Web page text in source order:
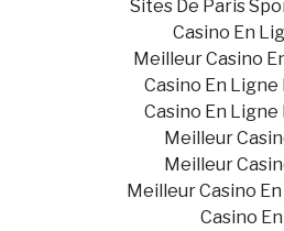
Sites De Paris
Casino En
Meilleur Casino
Casino En
Casino En
Meilleur
Meilleur
Meilleur Casino
Casino